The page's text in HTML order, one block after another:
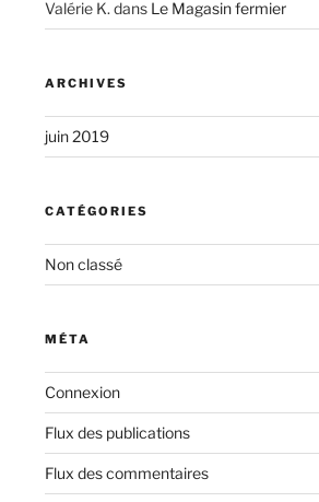
Valérie K. dans Le Magasin fermier
ARCHIVES
juin 2019
CATÉGORIES
Non classé
MÉTA
Connexion
Flux des publications
Flux des commentaires